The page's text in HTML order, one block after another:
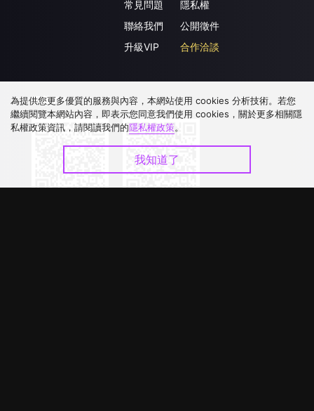
常見問題
聯絡我們
升級VIP
隱私權
公開徵件
合作洽談
下載 APP
為提供您更多優質的服務與內容，本網站使用 cookies 分析技術。若您
繼續閱覽本網站內容，即表示您同意我們使用 cookies，關於更多相關隱
私權政策資訊，請閱讀我們的隱私權政策。
我知道了